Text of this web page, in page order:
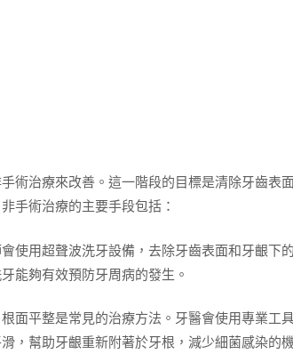
術治療來改善。這一階段的目標是清除牙齒表
手術治療的主要手段包括：
會使用超聲波洗牙設備，去除牙齒表面和牙齦下
能夠有效預防牙周病的發生。
根面平整是常見的治療方法。牙醫會使用專業工
，幫助牙齦重新附著於牙根，減少細菌感染的